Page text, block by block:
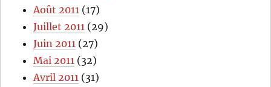
Août 2011 (17)
Juillet 2011 (29)
Juin 2011 (27)
Mai 2011 (32)
Avril 2011 (31)